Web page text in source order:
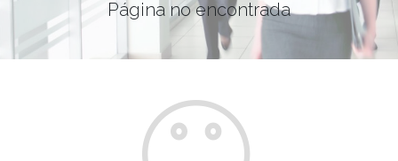
Página no encontrada